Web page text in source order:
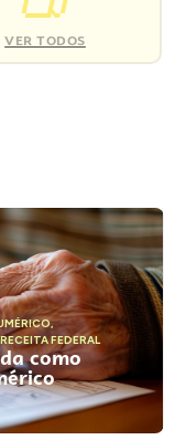
VER TODOS
,
RECEITA FEDERAL
como